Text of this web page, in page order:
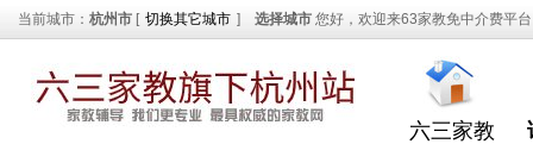
当前城市： 杭州市 [ 切换其它城市 ] 选择城市 您好，欢迎来63家教免中介费平
六三家教